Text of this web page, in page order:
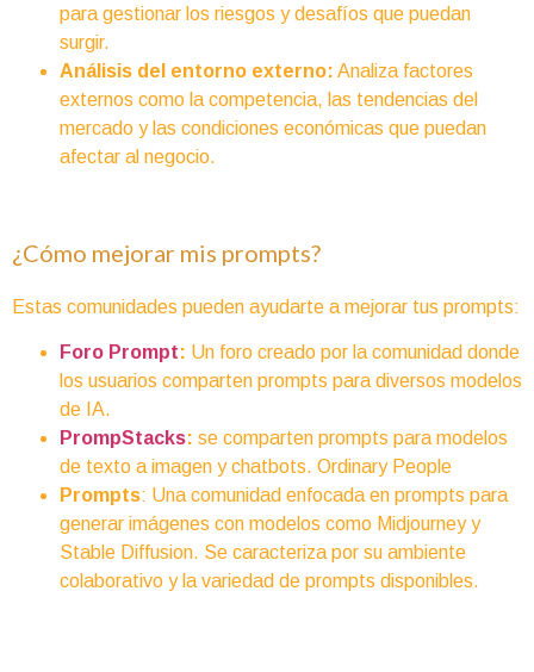
para gestionar los riesgos y desafíos que puedan
surgir.
Análisis del entorno externo: Analiza factores
externos como la competencia, las tendencias del
mercado y las condiciones económicas que puedan
afectar al negocio.
¿Cómo mejorar mis prompts?
Estas comunidades pueden ayudarte a mejorar tus prompts:
Foro Prompt: Un foro creado por la comunidad donde
los usuarios comparten prompts para diversos modelos
de IA.
PrompStacks: se comparten prompts para modelos
de texto a imagen y chatbots. Ordinary People
Prompts: Una comunidad enfocada en prompts para
generar imágenes con modelos como Midjourney y
Stable Diffusion. Se caracteriza por su ambiente
colaborativo y la variedad de prompts disponibles.